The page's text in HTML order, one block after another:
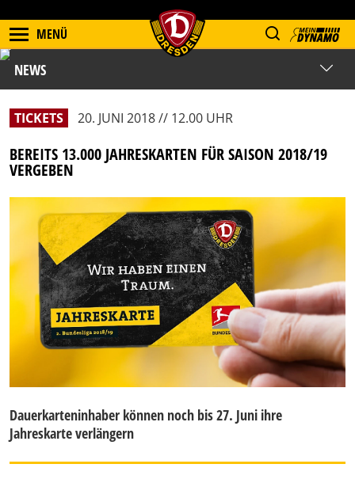
MENÜ
NEWS
TICKETS 20. JUNI 2018 // 12.00 UHR
BEREITS 13.000 JAHRESKARTEN FÜR SAISON 2018/19
VERGEBEN
Dauerkarteninhaber können noch bis 27. Juni ihre
Jahreskarte verlängern